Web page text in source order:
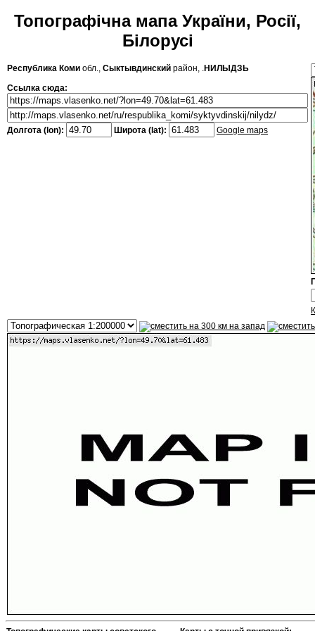
Топографічна мапа України, Росії,
Білорусі
Республика Коми обл., Сыктывдинский район, .НИЛЫДЗЬ
Ссылка сюда:
Долгота (lon): Широта (lat): Google maps